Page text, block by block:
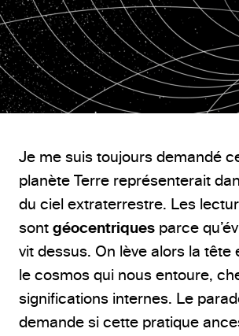
Je me suis toujours demandé
planète Terre représenterait
du ciel extraterrestre. Les
sont géocentriques parce
vit dessus. On lève alors la tête
le cosmos qui nous entoure,
significations internes. Le
demande si cette pratique